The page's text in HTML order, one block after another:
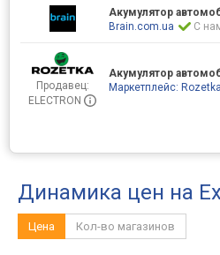
Акумулятор
Brain.com.ua
С
Продавец:
ELECTRON
Акумулятор
Маркетплейс:
Динамика цен на
Цена Кол-во магазинов